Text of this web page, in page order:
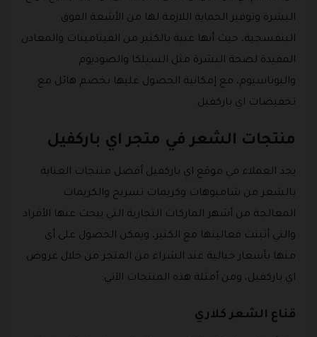
البشرة وتوفير الحماية اللازمة لها من الأشعة الفوق
البنفسجية، حيث أنها غنية بالكثير من الفيتامينات والمعادن
المفيدة لصحة البشرة مثل السيلكا والصوديوم
والبوتاسيوم، مع إمكانية الحصول عليها بخصم هائل مع
تخفيضات اي باركفيل.
منتجات الشعر في متجر اي باركفيل
يجد العملاء في موقع اي باركفيل أفضل منتجات العناية
بالشعر من شامبوهات وكريمات تسريح والكريمات
المعالجة من أشهر الماركات التجارية التي يبحث عنها الأفراد
والتي أثبتت فعاليتها مع الكثير، ويمكن الحصول على أي
منها بأسعار خيالية عند الشراء من المتجر من خلال عروض
اي باركفيل، ومن أمثلة هذه المنتجات الآتي:
قناع الشعر كلاري